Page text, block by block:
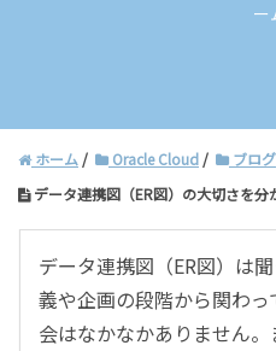
ー
ホーム Oracle Cloud ブログ
データ連携図（ER図）の大切さを
データ連携図（ER図）は
義や企画の段階から関わ
会はなかなかありません